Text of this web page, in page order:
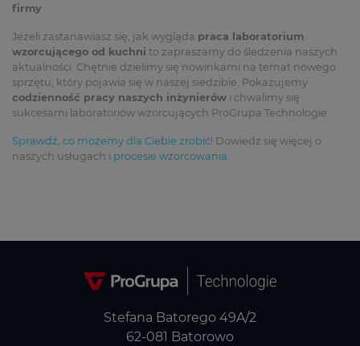
firmy
Jeżeli zastanawiasz się, jak wygląda praca laboratorium
wzorcującego od kuchni to zapraszamy do śledzenia naszych
aktualności. Chętnie dzielimy się nowinkami na temat nowego
sprzętu, który pojawia się w naszej siedzibie. Pokazujemy
codzienność pracy naszych inżynierów i chwalimy się
sukcesami laboratoriów wzorcujących ProGrupa Technologie.
Sprawdź, co możemy dla Ciebie zrobić! Dowiedz się więcej o
naszych usługach i procesie wzorcowania
Stefana Batorego 49A/2
62-081 Batorowo